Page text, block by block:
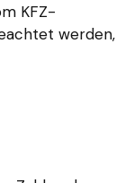
KFZ-
werden,